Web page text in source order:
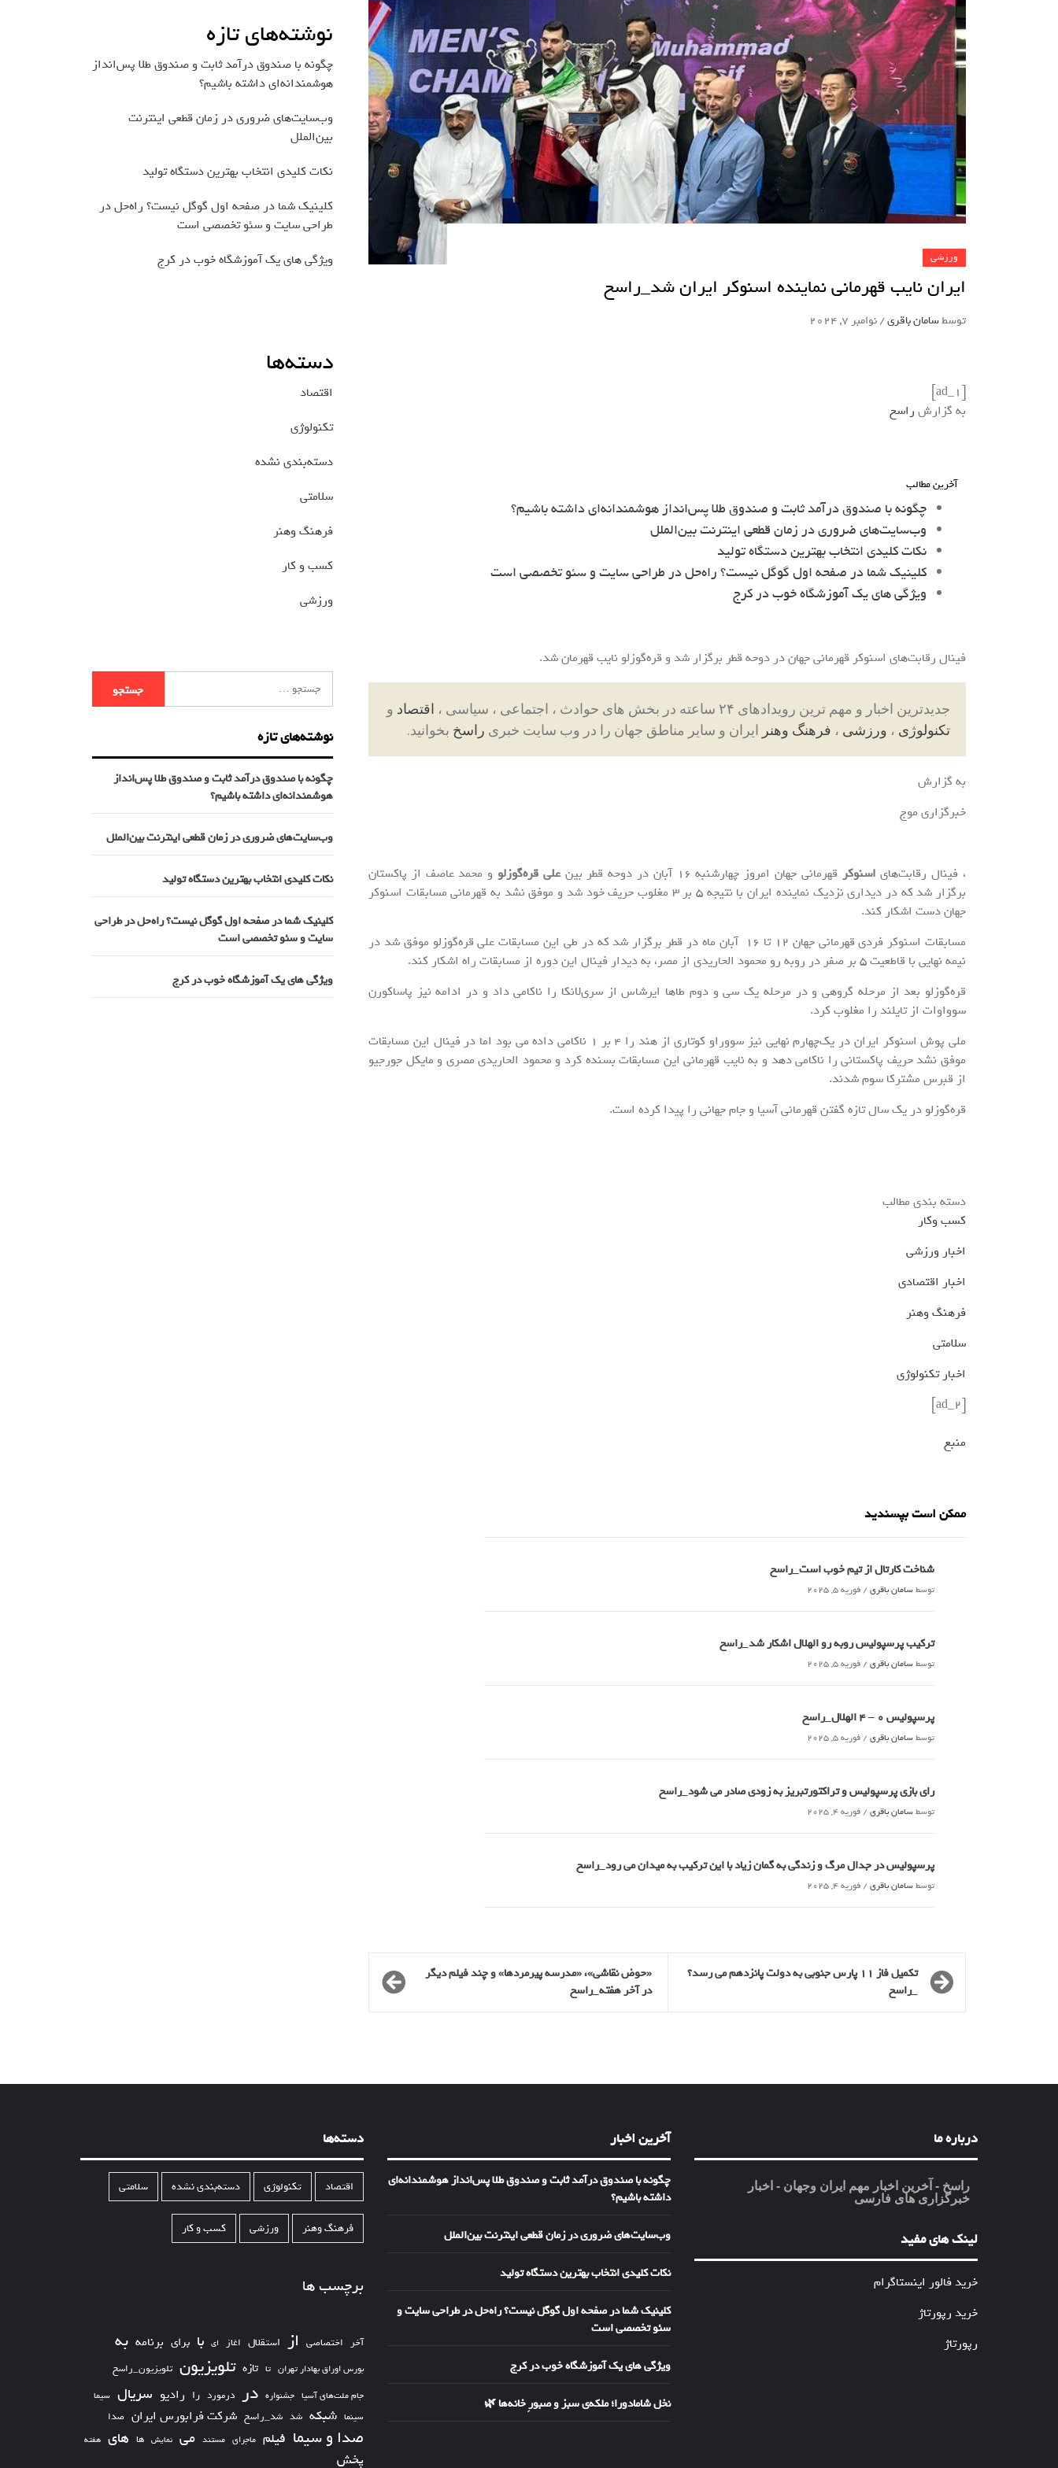
ورزشی
ایران نایب قهرمانی نماینده اسنوکر ایران شد_راسخ
توسطسامان باقری/نوامبر 7, 2024
[ad_1]
به گزارش راسخ
آخرین مطالب
چگونه با صندوق درآمد ثابت و صندوق طلا پس‌انداز هوشمندانه‌ای داشته باشیم؟
وب‌سایت‌های ضروری در زمان قطعی اینترنت بین‌الملل
نکات کلیدی انتخاب بهترین دستگاه تولید
کلینیک شما در صفحه اول گوگل نیست؟ راه‌حل در طراحی سایت و سئو تخصصی است
ویژگی های یک آموزشگاه خوب در کرج
فینال رقابت‌های اسنوکر قهرمانی جهان در دوحه قطر برگزار شد و قره‌گوزلو نایب قهرمان شد.
جدیدترین اخبار و مهم ترین رویدادهای ۲۴ ساعته در بخش های حوادث ، اجتماعی ، سیاسی ، اقتصاد و
تکنولوژی ، ورزشی ، فرهنگ وهنر ایران و سایر مناطق جهان را در وب سایت خبری راسخ بخوانید.
به گزارش
خبرگزاری موج
، فینال رقابت‌های اسنوکر قهرمانی جهان امروز چهارشنبه ۱۶ آبان در دوحه قطر بین علی قره‌گوزلو و محمد عاصف از پاکستان
برگزار شد که در دیداری نزدیک نماینده ایران با نتیجه ۵ بر ۳ مغلوب حریف خود شد و موفق نشد به قهرمانی مسابقات اسنوکر
جهان دست اشکار کند.
مسابقات اسنوکر فردی قهرمانی جهان ۱۲ تا ۱۶ آبان ماه در قطر برگزار شد که در طی این مسابقات علی قره‌گوزلو موفق شد در
نیمه نهایی با قاطعیت ۵ بر صفر در روبه رو محمود الحاریدی از مصر، به دیدار فینال این دوره از مسابقات راه اشکار کند.
قره‌گوزلو بعد از مرحله گروهی و در مرحله یک سی و دوم طاها ایرشاس از سری‌لانکا را ناکامی داد و در ادامه نیز پاساکورن
سوواوات از تایلند را مغلوب کرد.
ملی پوش اسنوکر ایران در یک‌چهارم نهایی نیز سووراو کوتاری از هند را ۴ بر ۱ ناکامی داده می بود اما در فینال این مسابقات
موفق نشد حریف پاکستانی را ناکامی دهد و به نایب قهرمانی این مسابقات بسنده کرد و محمود الحاریدی مصری و مایکل جورجیو
از قبرس مشترکا سوم شدند.
قره‌گوزلو در یک سال تازه گفتن قهرمانی آسیا و جام جهانی را پیدا کرده است.
دسته بندی مطالب
کسب وکار
اخبار ورزشی
اخبار اقتصادی
فرهنگ وهنر
سلامتی
اخبار تکنولوژی
[ad_2]
منبع
ممکن است بپسندید
شناخت کارتال از تیم خوب است_راسخ
توسطسامان باقری / فوریه 5, 2025
ترکیب پرسپولیس روبه رو الهلال اشکار شد_راسخ
توسطسامان باقری / فوریه 5, 2025
پرسپولیس 0 – ۴ الهلال_راسخ
توسطسامان باقری / فوریه 5, 2025
رای بازی پرسپولیس و تراکتورتبریز به زودی صادر می شود_راسخ
توسطسامان باقری / فوریه 4, 2025
پرسپولیس در جدال مرگ و زندگی به گمان زیاد با این ترکیب به میدان می رود_راسخ
توسطسامان باقری / فوریه 4, 2025
تکمیل فاز 11 پارس جنوبی به دولت پانزدهم می رسد؟
_راسخ
«حوض نقاشی»، «مدرسه پیرمردها» و چند فیلم دیگر
در آخر هفته_راسخ
نوشته‌های تازه
چگونه با صندوق درآمد ثابت و صندوق طلا پس‌انداز
هوشمندانه‌ای داشته باشیم؟
وب‌سایت‌های ضروری در زمان قطعی اینترنت
بین‌الملل
نکات کلیدی انتخاب بهترین دستگاه تولید
کلینیک شما در صفحه اول گوگل نیست؟ راه‌حل در
طراحی سایت و سئو تخصصی است
ویژگی های یک آموزشگاه خوب در کرج
دسته‌ها
اقتصاد
تکنولوژی
دسته‌بندی نشده
سلامتی
فرهنگ وهنر
کسب و کار
ورزشی
نوشته‌های تازه
چگونه با صندوق درآمد ثابت و صندوق طلا پس‌انداز
هوشمندانه‌ای داشته باشیم؟
وب‌سایت‌های ضروری در زمان قطعی اینترنت بین‌الملل
نکات کلیدی انتخاب بهترین دستگاه تولید
کلینیک شما در صفحه اول گوگل نیست؟ راه‌حل در طراحی
سایت و سئو تخصصی است
ویژگی های یک آموزشگاه خوب در کرج
درباره ما
راسخ - آخرین اخبار مهم ایران وجهان - اخبار
خبرگزاری های فارسی
لینک های مفید
خرید فالور اینستاگرام
خرید رپورتاژ
رپورتاژ
آخرین اخبار
چگونه با صندوق درآمد ثابت و صندوق طلا پس‌انداز هوشمندانه‌ای
داشته باشیم؟
وب‌سایت‌های ضروری در زمان قطعی اینترنت بین‌الملل
نکات کلیدی انتخاب بهترین دستگاه تولید
کلینیک شما در صفحه اول گوگل نیست؟ راه‌حل در طراحی سایت و
سئو تخصصی است
ویژگی های یک آموزشگاه خوب در کرج
نخل شامادورا؛ ملکه‌ی سبز و صبورِ خانه‌ها 🌿
دسته‌ها
اقتصاد تکنولوژی دسته‌بندی نشده سلامتی
فرهنگ وهنر ورزشی کسب و کار
برچسب ها
آخر اختصاصی از استقلال اغاز ای با برای برنامه به
بورس اوراق بهادار تهران تا تازه تلویزیون تلویزیون_راسخ
جام ملت‌های آسیا جشنواره در درمورد را رادیو سریال سیما
سینما شبکه شد شد_راسخ شرکت فرابورس ایران صدا
صدا و سیما فیلم ماجرای مستند می نمایش ها های هفته
پخش